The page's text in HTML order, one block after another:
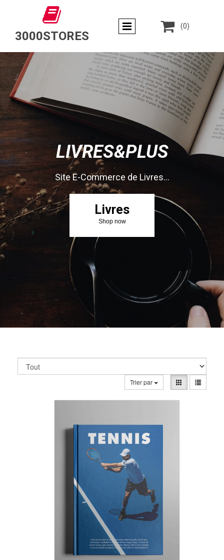

3000STORES
 (0)
LIVRES&PLUS
Site E-Commerce de Livres...
Livres
Shop now
Trier par